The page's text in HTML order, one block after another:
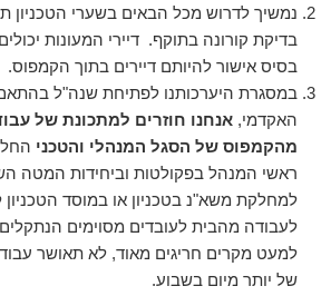
נמשיך לדרוש מכל הבאים בשערי הטכניון
בדיקת קורונה בתוקף. דיירי המעונות
בסיס אישור להיותם דיירים בתוך הקמפוס.
במסגרת היערכותנו לפתיחת שנה"ל
האקדמי, אנחנו חוזרים למתכונת של
מהקמפוס של הסגל המנהלי והטכני
ראשי המנהל בפקולטות וביחידות המטה
למחלקת משא"נ בטכניון או במוסד
לעבודה מהבית לעובדים מסוימים
למעט מקרים חריגים מאוד, לא תאושר
של יותר מיום בשבוע.